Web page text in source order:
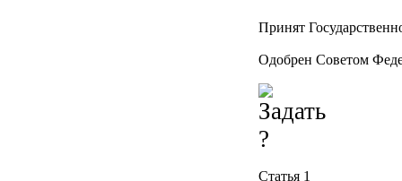
Принят
Одобрен Советом
Статья 1